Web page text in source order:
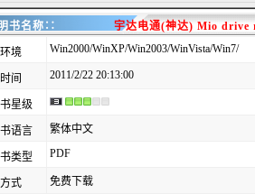
明书名称∷ 宇达电通(神达) Mio drive
境 Win2000/WinXP/Win2003/WinVista/Win7/
间 2011/2/22 20:13:00
星级
语言 繁体中文
类型 PDF
式 免费下载